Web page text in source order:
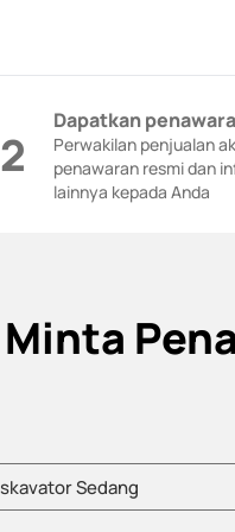
2
Dapatkan
Perwakilan penjualan
penawaran resmi dan
lainnya kepada Anda
Minta